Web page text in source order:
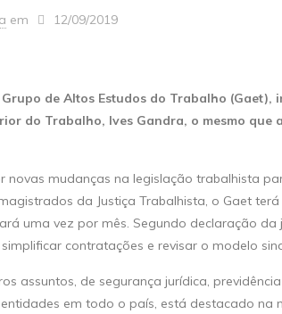
em 12/09/2019
de Altos Estudos do Trabalho (Gaet),
do Trabalho, Ives Gandra, o mesmo
novas mudanças na legislação trabalhista
da Justiça Trabalhista, o Gaet
uma vez por mês. Segundo declaração da
contratações e revisar o modelo
assuntos, de segurança jurídica,
em todo o país, está destacado na